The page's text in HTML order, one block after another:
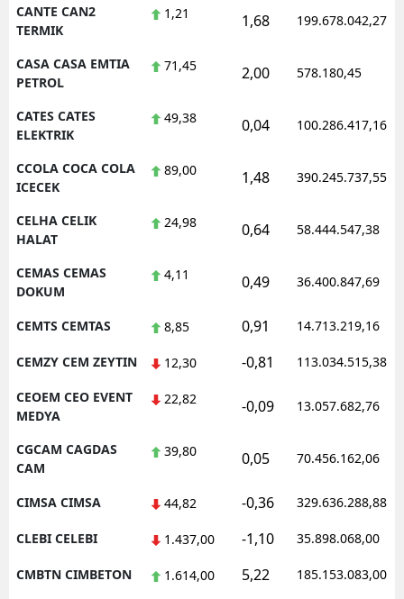
CANTE CAN2
TERMIK
1,21 1,68 199.678.042,27
CASA CASA EMTIA
PETROL
71,45 2,00 578.180,45
CATES CATES
ELEKTRIK
49,38 0,04 100.286.417,16
CCOLA COCA COLA
ICECEK
89,00 1,48 390.245.737,55
CELHA CELIK
HALAT
24,98 0,64 58.444.547,38
CEMAS CEMAS
DOKUM
4,11 0,49 36.400.847,69
CEMTS CEMTAS 8,85 0,91 14.713.219,16
CEMZY CEM ZEYTIN 12,30 -0,81 113.034.515,38
CEOEM CEO EVENT
MEDYA
22,82 -0,09 13.057.682,76
CGCAM CAGDAS
CAM
39,80 0,05 70.456.162,06
CIMSA CIMSA 44,82 -0,36 329.636.288,88
CLEBI CELEBI 1.437,00 -1,10 35.898.068,00
CMBTN CIMBETON 1.614,00 5,22 185.153.083,00